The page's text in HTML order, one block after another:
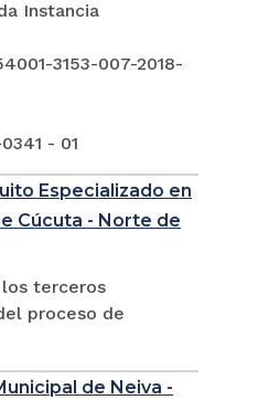
Instancia
3153-007-2018-
- 01
Especializado en
Cúcuta - Norte de
terceros
proceso de
de Neiva -